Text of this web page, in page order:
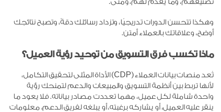
تصنيفهم، وما يُقدم لهم، ومتى.
وهكذا تتحسن الدورات تدريجيًا، وتزداد رسائلك دقةً، وتصبح نتائجك
أوضح، وعلاقاتك بالعملاء أمتن.
ماذا تكسب فرق التسويق من توحيد رؤية العميل؟
تُعد منصات بيانات العملاء (CDP) الأداة المثلى لتحقيق التكامل،
لأنها تربط بين أنظمة التسويق والمبيعات والدعم لتمنحك رؤية
واحدة شاملة لكل عميل، مهما تعددت مصادر بياناته. فلا يعود ما
ينقر عليه العميل، أو يشاركه برغبته، أو يبلغه لفريق الدعم، معلومات